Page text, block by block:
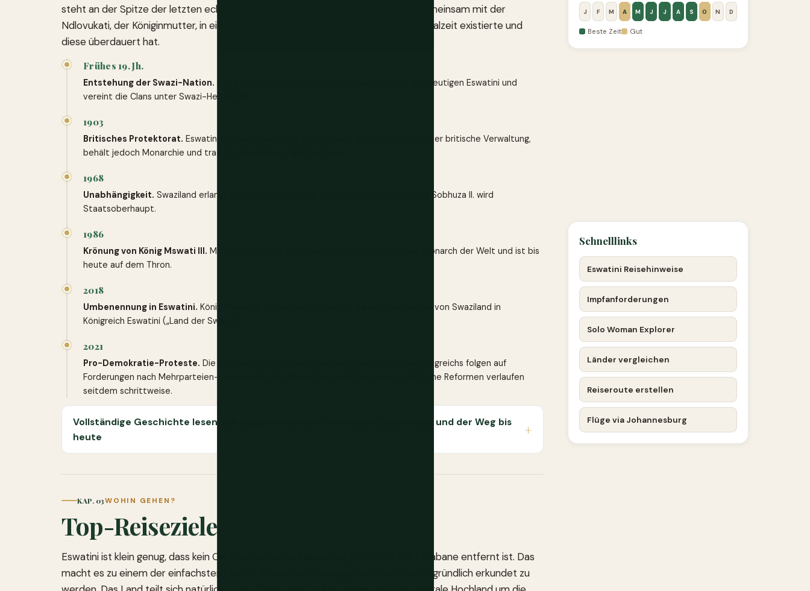
steht an der Spitze der letzten echten absoluten Monarchie Afrikas. Er regiert gemeinsam mit der
Ndlovukati, der Königinmutter, in einer Doppelmonarchie, die bereits vor der Kolonialzeit existierte und
diese überdauert hat.
Frühes 19. Jh.
Entstehung der Swazi-Nation. König Sobhuza I. führt sein Volk in das Hochland des heutigen Eswatini und
vereint die Clans unter Swazi-Herrschaft.
1903
Britisches Protektorat. Eswatini (damals Swaziland) kommt nach dem Burenkrieg unter britische Verwaltung,
behält jedoch Monarchie und traditionelle Regierungsstrukturen.
1968
Unabhängigkeit. Swaziland erlangt am 6. September die volle Unabhängigkeit, König Sobhuza II. wird
Staatsoberhaupt.
1986
Krönung von König Mswati III. Mit 18 Jahren wird er damals der jüngste regierende Monarch der Welt und ist bis
heute auf dem Thron.
2018
Umbenennung in Eswatini. König Mswati III. ändert den offiziellen Namen des Landes von Swaziland in
Königreich Eswatini („Land der Swazis“).
2021
Pro-Demokratie-Proteste. Die größten Unruhen der modernen Geschichte des Königreichs folgen auf
Forderungen nach Mehrparteien-Demokratie. Die Monarchie bleibt bestehen, politische Reformen verlaufen
seitdem schrittweise.
Vollständige Geschichte lesen: Die Doppelmonarchie, kolonialer Landverlust und der Weg bis
heute
KAP. 03WOHIN GEHEN?
Top-Reiseziele
Eswatini ist klein genug, dass kein Ort mehr als einen halben Tag Autofahrt von Mbabane entfernt ist. Das
macht es zu einem der einfachsten Länder Afrikas, um in weniger als einer Woche gründlich erkundet zu
J F M A M J J A S O N D
Beste Zeit Gut
Schnelllinks
Eswatini Reisehinweise
Impfanforderungen
Solo Woman Explorer
Länder vergleichen
Reiseroute erstellen
Flüge via Johannesburg